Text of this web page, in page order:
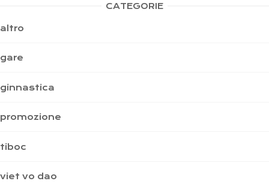
CATEGORIE
altro
gare
ginnastica
promozione
tiboc
viet vo dao